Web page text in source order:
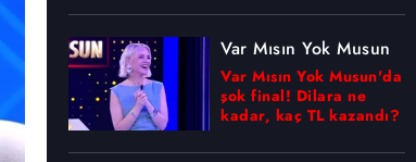
Var Mısın Yok Musun
Var Mısın Yok Musun'da
şok final! Dilara ne
kadar, kaç TL kazandı?